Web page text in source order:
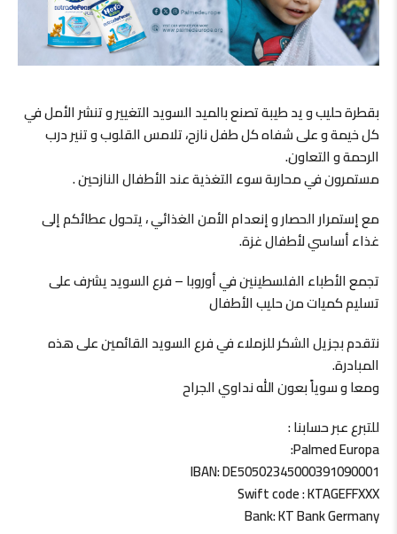
بقطرة حليب و يد طيبة تصنع بالميد السويد التغيير و تنشر الأمل في
كل خيمة و على شفاه كل طفل نازح، تلامس القلوب و تنير درب
الرحمة و التعاون.
مستمرون في محاربة سوء التغذية عند الأطفال النازحين .
مع إستمرار الحصار و إنعدام الأمن الغذائي ، يتحول عطائكم إلى
غذاء أساسي لأطفال غزة.
تجمع الأطباء الفلسطينين في أوروبا – فرع السويد يشرف على
تسليم كميات من حليب الأطفال
نتقدم بجزيل الشكر للزملاء في فرع السويد القائمين على هذه
المبادرة.
ومعا و سوياً بعون الله نداوي الجراح
للتبرع عبر حسابنا :
Palmed Europa:
IBAN: DE50502345000391090001
Swift code : KTAGEFFXXX
Bank: KT Bank Germany